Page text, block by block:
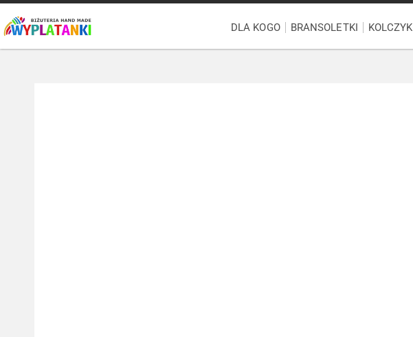
DLA KOGO BRANSOLETKI KOLCZYKI